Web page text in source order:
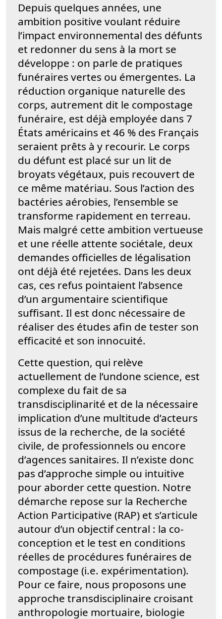
Depuis quelques années, une
ambition positive voulant réduire
l’impact environnemental des défunts
et redonner du sens à la mort se
développe : on parle de pratiques
funéraires vertes ou émergentes. La
réduction organique naturelle des
corps, autrement dit le compostage
funéraire, est déjà employée dans 7
États américains et 46 % des Français
seraient prêts à y recourir. Le corps
du défunt est placé sur un lit de
broyats végétaux, puis recouvert de
ce même matériau. Sous l’action des
bactéries aérobies, l’ensemble se
transforme rapidement en terreau.
Mais malgré cette ambition vertueuse
et une réelle attente sociétale, deux
demandes officielles de légalisation
ont déjà été rejetées. Dans les deux
cas, ces refus pointaient l’absence
d’un argumentaire scientifique
suffisant. Il est donc nécessaire de
réaliser des études afin de tester son
efficacité et son innocuité.
Cette question, qui relève
actuellement de l’undone science, est
complexe du fait de sa
transdisciplinarité et de la nécessaire
implication d’une multitude d’acteurs
issus de la recherche, de la société
civile, de professionnels ou encore
d’agences sanitaires. Il n’existe donc
pas d’approche simple ou intuitive
pour aborder cette question. Notre
démarche repose sur la Recherche
Action Participative (RAP) et s’articule
autour d’un objectif central : la co-
conception et le test en conditions
réelles de procédures funéraires de
compostage (i.e. expérimentation).
Pour ce faire, nous proposons une
approche transdisciplinaire croisant
anthropologie mortuaire, biologie